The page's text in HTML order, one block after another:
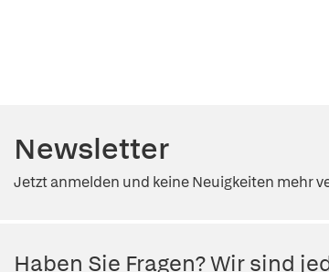
Newsletter
Jetzt anmelden und keine Neuigkeiten mehr
Haben Sie Fragen? Wir sind